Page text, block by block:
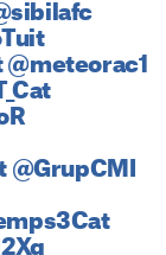
@meteorac1
@GrupCMI